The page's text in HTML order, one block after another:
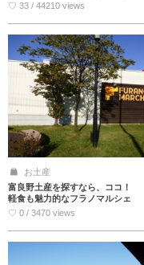
♡ 33 / 44210 views
お土産
富良野土産を探すなら、ココ！
軽食も魅力的なフラノマルシェ
♡ 0 / 3470 views